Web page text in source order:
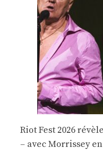
Riot Fest 2026
– avec Morrissey